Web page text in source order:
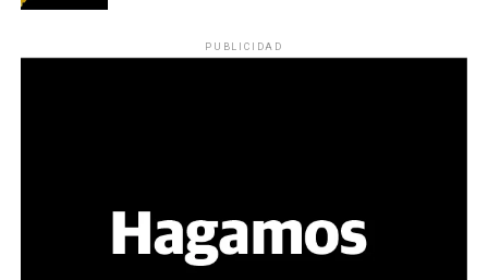
es a través del interrogante, que puedan encarnar la
pregunta», comparte Gonzalo, de 41 años.
PUBLICIDAD